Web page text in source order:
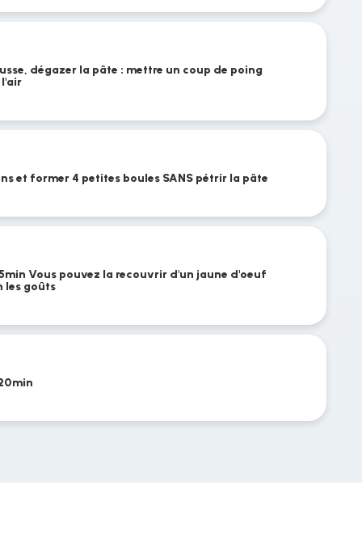
dégazer la pâte : mettre un coup de poing
l'air
et former 4 petites boules SANS pétrir la pâte
Vous pouvez la recouvrir d'un jaune d'oeuf
les goûts